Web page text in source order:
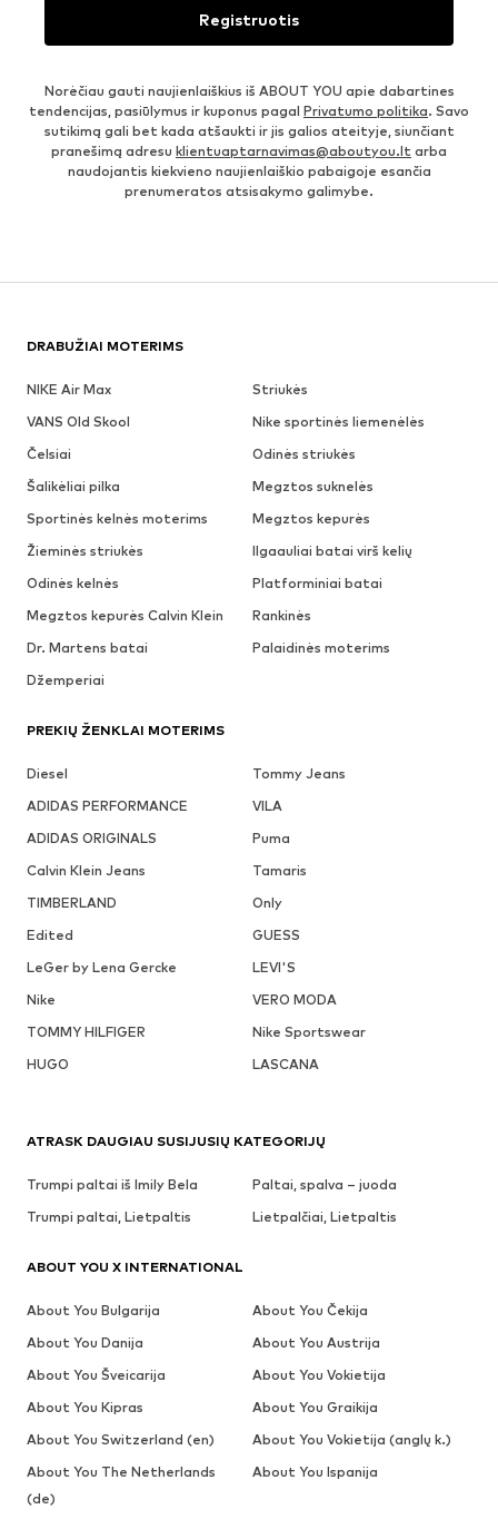
Registruotis
Norėčiau gauti naujienlaiškius iš ABOUT YOU apie dabartines
tendencijas, pasiūlymus ir kuponus pagal Privatumo politika. Savo
sutikimą gali bet kada atšaukti ir jis galios ateityje, siunčiant
pranešimą adresu klientuaptarnavimas@aboutyou.lt arba
naudojantis kiekvieno naujienlaiškio pabaigoje esančia
prenumeratos atsisakymo galimybe.
DRABUŽIAI MOTERIMS
NIKE Air Max
Striukės
VANS Old Skool
Nike sportinės liemenėlės
Čelsiai
Odinės striukės
Šalikėliai pilka
Megztos suknelės
Sportinės kelnės moterims
Megztos kepurės
Žieminės striukės
Ilgaauliai batai virš kelių
Odinės kelnės
Platforminiai batai
Megztos kepurės Calvin Klein
Rankinės
Dr. Martens batai
Palaidinės moterims
Džemperiai
PREKIŲ ŽENKLAI MOTERIMS
Diesel
Tommy Jeans
ADIDAS PERFORMANCE
VILA
ADIDAS ORIGINALS
Puma
Calvin Klein Jeans
Tamaris
TIMBERLAND
Only
Edited
GUESS
LeGer by Lena Gercke
LEVI'S
Nike
VERO MODA
TOMMY HILFIGER
Nike Sportswear
HUGO
LASCANA
ATRASK DAUGIAU SUSIJUSIŲ KATEGORIJŲ
Trumpi paltai iš Imily Bela
Paltai, spalva – juoda
Trumpi paltai, Lietpaltis
Lietpalčiai, Lietpaltis
ABOUT YOU X INTERNATIONAL
About You Bulgarija
About You Čekija
About You Danija
About You Austrija
About You Šveicarija
About You Vokietija
About You Kipras
About You Graikija
About You Switzerland (en)
About You Vokietija (anglų k.)
About You The Netherlands
(de)
About You Ispanija